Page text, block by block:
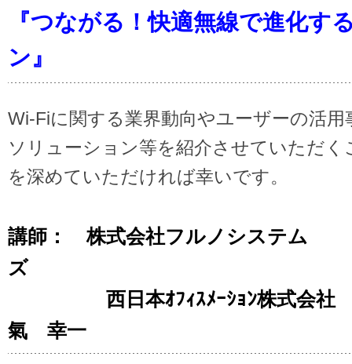
『つながる！快適無線で進化す
ン』
Wi-Fiに関する業界動向やユーザーの活
ソリューション等を紹介させていただ
を深めていただければ幸いです。
講師：
株式会社フルノシステム
ズ 井上 祥
西日本ｵﾌｨｽﾒｰｼｮﾝ株式会社 ｿ
氣 幸一